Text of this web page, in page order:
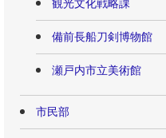
観光文化戦略課
備前長船刀剣博物館
瀬戸内市立美術館
市民部